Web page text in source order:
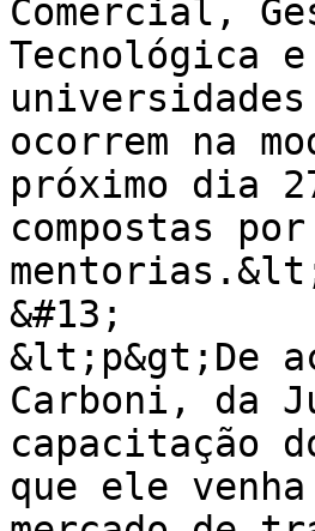
Comercial,
Tecnológica
ocorrem na
próximo dia
compostas
&#13;
&lt;p&gt;De
Carboni, da
capacitação
que ele